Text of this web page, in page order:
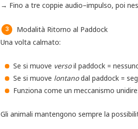
→ Fino a tre coppie audio–impulso, poi
Modalità Ritorno al Paddock
Una volta calmato:
Se si muove versoil paddock =
Se si muove lontanodal paddock =
Funziona come un meccanismo
Gli animali mantengono sempre la